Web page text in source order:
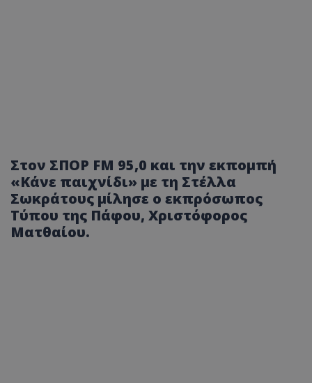
Στον ΣΠΟΡ FM 95,0 και την εκπομπή
«Κάνε παιχνίδι» με τη Στέλλα
Σωκράτους μίλησε ο εκπρόσωπος
Τύπου της Πάφου, Χριστόφορος
Ματθαίου.